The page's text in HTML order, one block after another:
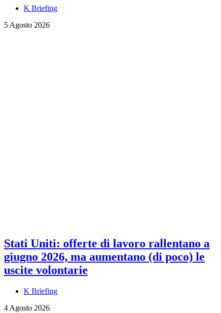
K Briefing
5 Agosto 2026
Stati Uniti: offerte di lavoro rallentano a
giugno 2026, ma aumentano (di poco) le
uscite volontarie
K Briefing
4 Agosto 2026